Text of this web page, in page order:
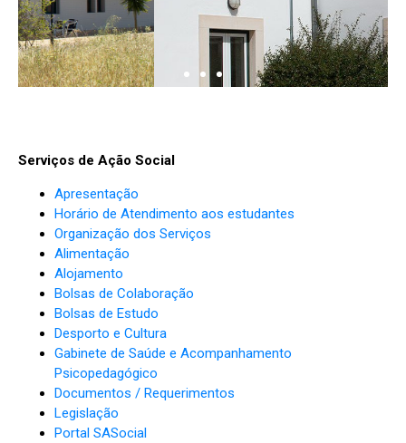
Serviços de Ação Social
Apresentação
Horário de Atendimento aos estudantes
Organização dos Serviços
Alimentação
Alojamento
Bolsas de Colaboração
Bolsas de Estudo
Desporto e Cultura
Gabinete de Saúde e Acompanhamento
Psicopedagógico
Documentos / Requerimentos
Legislação
Portal SASocial